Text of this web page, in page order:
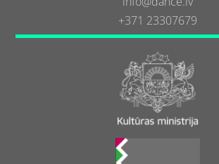
+371 23307679